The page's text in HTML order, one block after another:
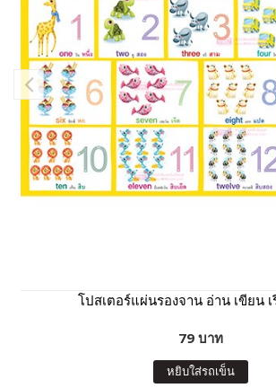
โปสเตอร์แผ่นรองจาน อ่าน เขียน
79 บาท
หยิบใส่รถเข็น